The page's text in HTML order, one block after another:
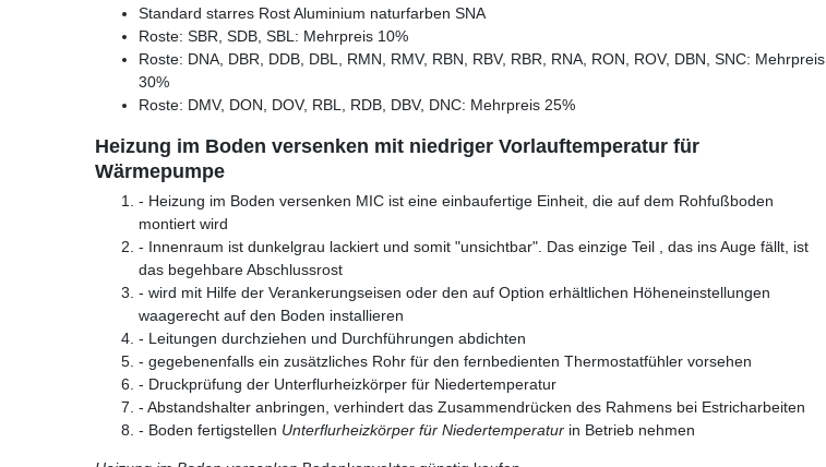
Standard starres Rost Aluminium naturfarben SNA
Roste: SBR, SDB, SBL: Mehrpreis 10%
Roste: DNA, DBR, DDB, DBL, RMN, RMV, RBN, RBV, RBR, RNA, RON, ROV, DBN, SNC: Mehrpreis
30%
Roste: DMV, DON, DOV, RBL, RDB, DBV, DNC: Mehrpreis 25%
Heizung im Boden versenken mit niedriger Vorlauftemperatur für
Wärmepumpe
- Heizung im Boden versenken MIC ist eine einbaufertige Einheit, die auf dem Rohfußboden
montiert wird
- Innenraum ist dunkelgrau lackiert und somit "unsichtbar". Das einzige Teil , das ins Auge fällt, ist
das begehbare Abschlussrost
- wird mit Hilfe der Verankerungseisen oder den auf Option erhältlichen Höheneinstellungen
waagerecht auf den Boden installieren
- Leitungen durchziehen und Durchführungen abdichten
- gegebenenfalls ein zusätzliches Rohr für den fernbedienten Thermostatfühler vorsehen
- Druckprüfung der Unterflurheizkörper für Niedertemperatur
- Abstandshalter anbringen, verhindert das Zusammendrücken des Rahmens bei Estricharbeiten
- Boden fertigstellen Unterflurheizkörper für Niedertemperatur in Betrieb nehmen